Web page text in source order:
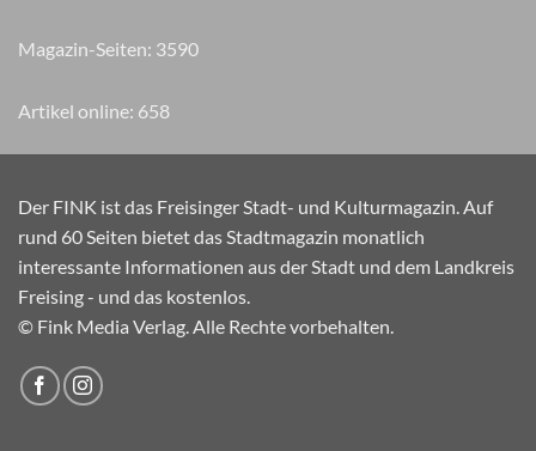
Magazin-Seiten: 3635
Artikel online: 658
Der FINK ist das Freisinger Stadt- und Kulturmagazin. Auf
rund 60 Seiten bietet das Stadtmagazin monatlich
interessante Informationen aus der Stadt und dem Landkreis
Freising - und das kostenlos.
© Fink Media Verlag. Alle Rechte vorbehalten.